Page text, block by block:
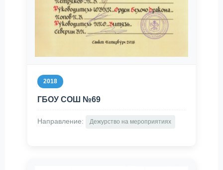
2018
ГБОУ СОШ №69
Направление: Дежурство на мероприятиях